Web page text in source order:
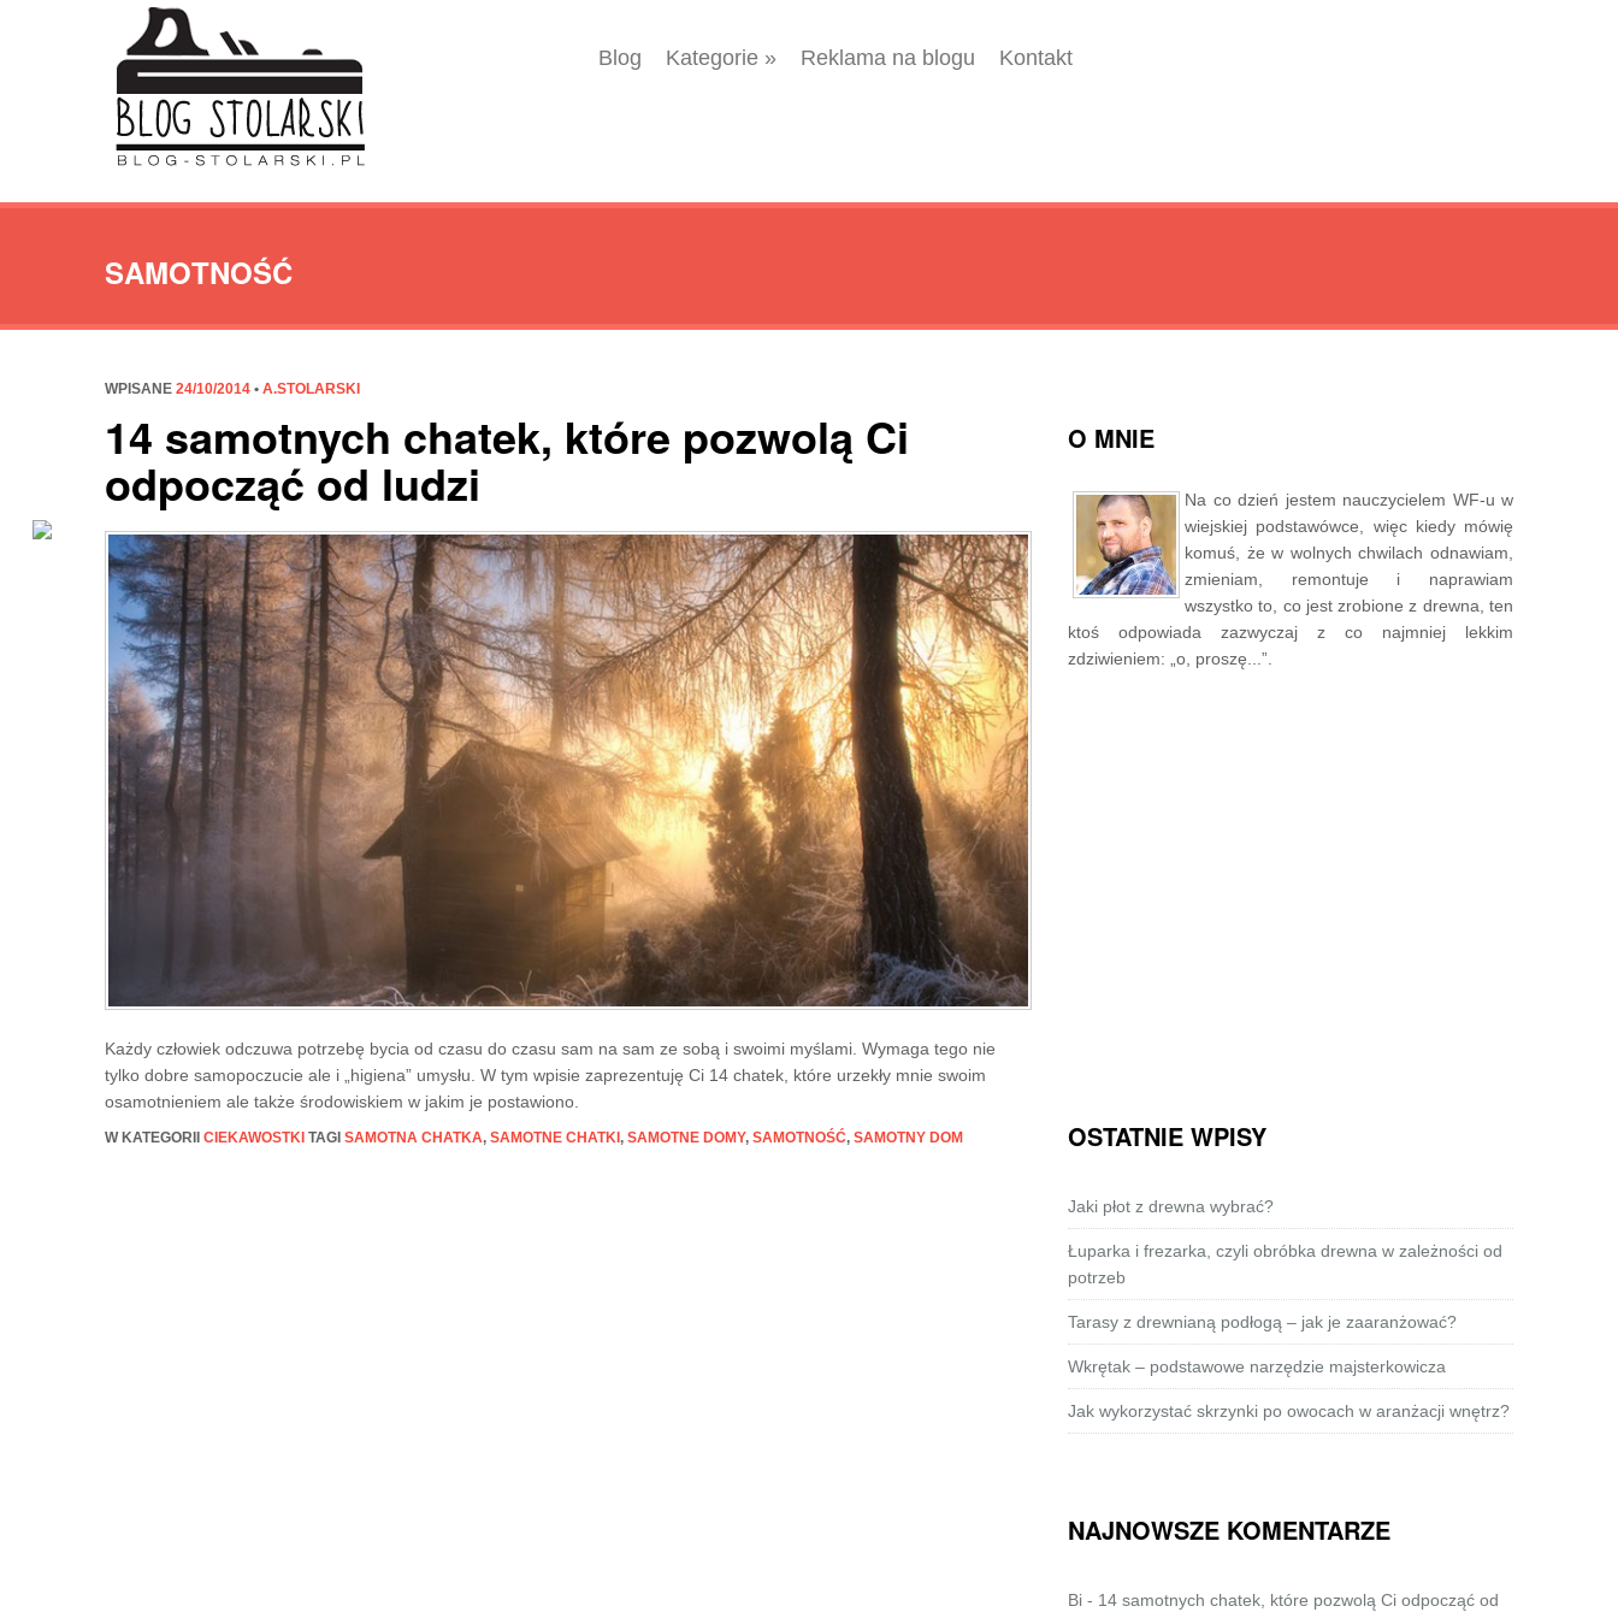
Blog Kategorie » Reklama na blogu Kontakt
SAMOTNOŚĆ
WPISANE 24/10/2014 • A.STOLARSKI
14 samotnych chatek, które pozwolą Ci
odpocząć od ludzi
Każdy człowiek odczuwa potrzebę bycia od czasu do czasu sam na sam ze sobą i swoimi myślami. Wymaga tego nie
tylko dobre samopoczucie ale i „higiena” umysłu. W tym wpisie zaprezentuję Ci 14 chatek, które urzekły mnie swoim
osamotnieniem ale także środowiskiem w jakim je postawiono.
W KATEGORII CIEKAWOSTKI TAGI SAMOTNA CHATKA, SAMOTNE CHATKI, SAMOTNE DOMY, SAMOTNOŚĆ, SAMOTNY DOM
O MNIE
Na co dzień jestem nauczycielem WF-u w
wiejskiej podstawówce, więc kiedy mówię
komuś, że w wolnych chwilach odnawiam,
zmieniam, remontuje i naprawiam
wszystko to, co jest zrobione z drewna, ten
ktoś odpowiada zazwyczaj z co najmniej lekkim
zdziwieniem: „o, proszę...”.
OSTATNIE WPISY
Jaki płot z drewna wybrać?
Łuparka i frezarka, czyli obróbka drewna w zależności od
potrzeb
Tarasy z drewnianą podłogą – jak je zaaranżować?
Wkrętak – podstawowe narzędzie majsterkowicza
Jak wykorzystać skrzynki po owocach w aranżacji wnętrz?
NAJNOWSZE KOMENTARZE
Bi - 14 samotnych chatek, które pozwolą Ci odpocząć od